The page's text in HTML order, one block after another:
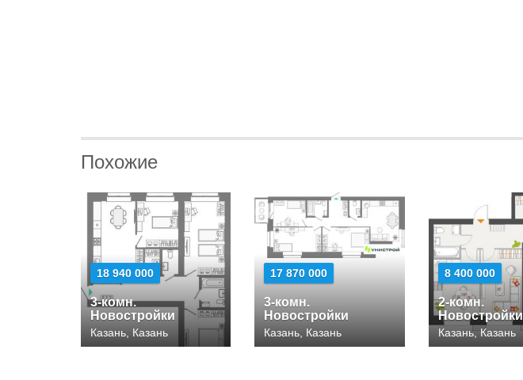
Похожие
18 940 000
3-комн.
Новостройки
Казань, Казань
17 870 000
3-комн.
Новостройки
Казань, Казань
8 400 000
2-комн.
Новостройки
Казань, Казань